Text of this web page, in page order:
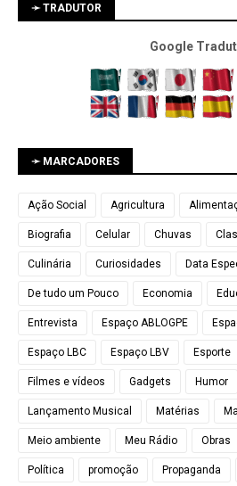
➛ TRADUTOR
Google
➛ MARCADORES
Ação Social Agricultura
Biografia Celular Chuvas
Culinária Curiosidades Data
De tudo um Pouco Economia
Entrevista Espaço ABLOGPE
Espaço LBC Espaço LBV Esporte
Filmes e vídeos Gadgets Humor
Lançamento Musical Matérias
Meio ambiente Meu Rádio Obras
Política promoção Propaganda